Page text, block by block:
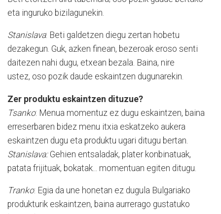
eta inguruko bizilagunekin.
Stanislava: Beti galdetzen diegu zertan hobetu
dezakegun. Guk, azken finean, bezeroak eroso senti
daitezen nahi dugu, etxean bezala. Baina, nire
ustez, oso pozik daude eskaintzen dugunarekin.
Zer produktu eskaintzen dituzue?
Tsanko: Menua momentuz ez dugu eskaintzen, baina
erreserbaren bidez menu itxia eskatzeko aukera
eskaintzen dugu eta produktu ugari ditugu bertan.
Stanislava:Gehien entsaladak, plater konbinatuak,
patata frijituak, bokatak... momentuan egiten ditugu.
Tranko: Egia da une honetan ez dugula Bulgariako
produkturik eskaintzen, baina aurrerago gustatuko